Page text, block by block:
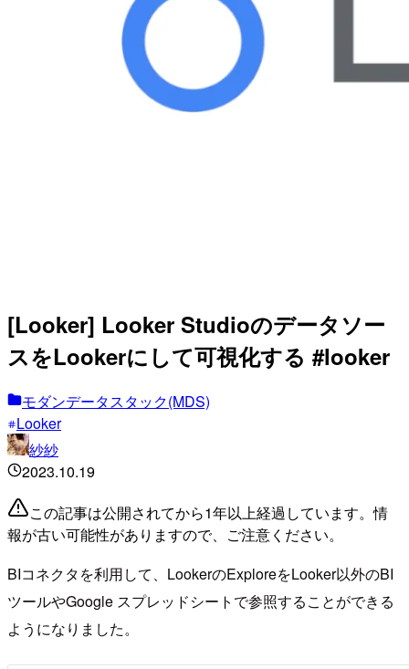
[Looker] Looker Studioのデータソー
スをLookerにして可視化する #looker
モダンデータスタック(MDS)
Looker
紗紗
2023.10.19
この記事は公開されてから1年以上経過しています。情
報が古い可能性がありますので、ご注意ください。
BIコネクタを利用して、LookerのExploreをLooker以外のBI
ツールやGoogle スプレッドシートで参照することができる
ようになりました。